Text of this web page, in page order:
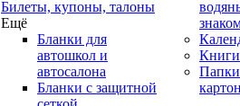
Билеты, купоны, талоны
Ещё
Бланки для
автошкол и
автосалона
Бланки с защитной
Книги
Папки